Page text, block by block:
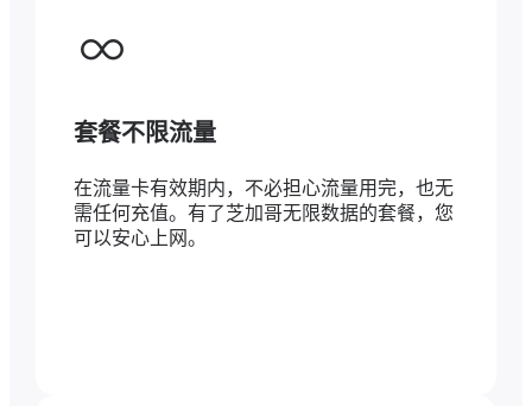
套餐不限流量
在流量卡有效期内，不必担心流量用完，也无
需任何充值。有了芝加哥无限数据的套餐，您
可以安心上网。